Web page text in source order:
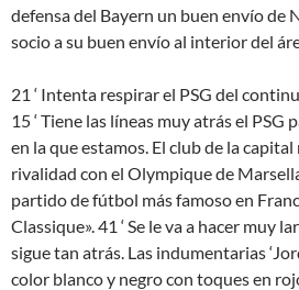
defensa del Bayern un buen envío de
socio a su buen envío al interior del
21 ‘ Intenta respirar el PSG del
15 ‘ Tiene las líneas muy atrás el
en la que estamos. El club de la
rivalidad con el Olympique de
partido de fútbol más famoso en
Classique». 41 ‘ Se le va a hacer muy
sigue tan atrás. Las indumentarias
color blanco y negro con toques en